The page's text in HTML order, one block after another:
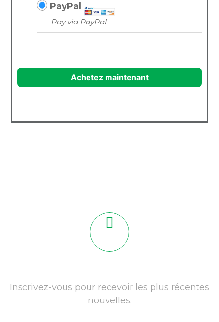
PayPal
Pay via PayPal
Achetez maintenant
Inscrivez-vous pour recevoir les plus récentes
nouvelles.